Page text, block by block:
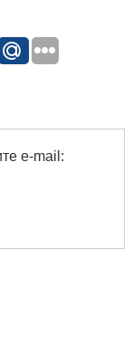
e-mail: